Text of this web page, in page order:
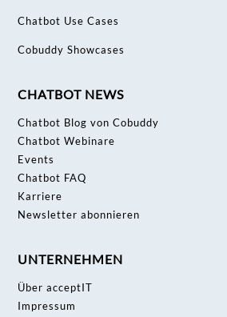
Chatbot Use Cases
Cobuddy Showcases
CHATBOT NEWS
Chatbot Blog von Cobuddy
Chatbot Webinare
Events
Chatbot FAQ
Karriere
Newsletter abonnieren
UNTERNEHMEN
Über acceptIT
Impressum